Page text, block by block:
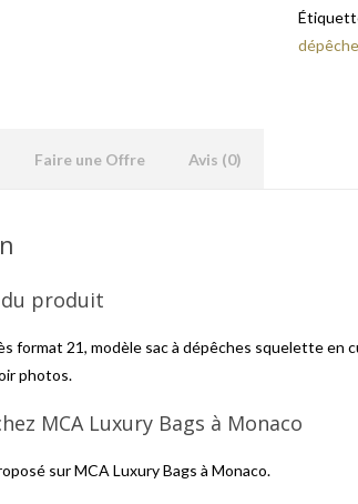
Faire une Offre Avis (0)
produit
format 21, modèle sac à dépêches squelette en
photos.
MCA Luxury Bags à Monaco
sur MCA Luxury Bags à Monaco.